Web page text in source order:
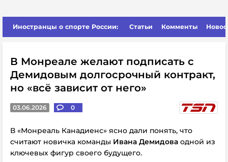
Иностранцы о спорте России: Статьи Комменты
В Монреале желают подписать с
Демидовым долгосрочный контракт,
но «всё зависит от него»
03.06.2026 0
В «Монреаль Канадиенс» ясно дали понять, что
считают новичка команды Ивана Демидова одной из
ключевых фигур своего будущего.